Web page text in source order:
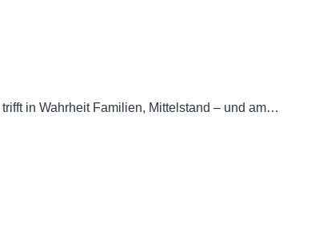
in Wahrheit Familien, Mittelstand – und am…